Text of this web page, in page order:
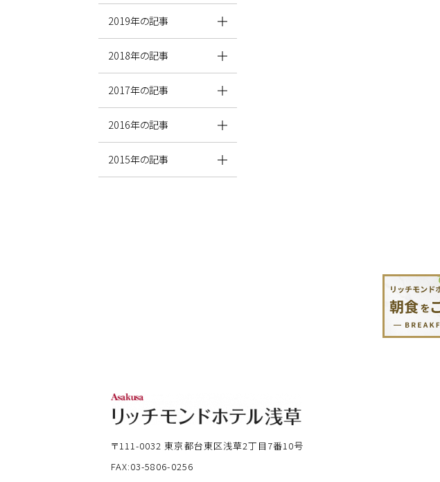
2019年の記事
2018年の記事
2017年の記事
2016年の記事
2015年の記事
〒111-0032東京都台東区浅草2丁目7番10号
FAX:03-5806-0256